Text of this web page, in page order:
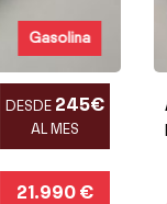
Gasolina
DESDE 245€
AL MES
21.990 €